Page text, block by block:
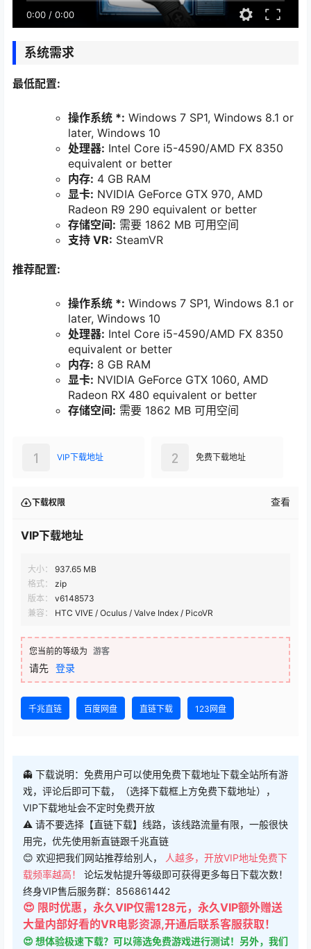
0:00 / 0:00
系统需求
最低配置:
操作系统 *: Windows 7 SP1, Windows 8.1 or
later, Windows 10
处理器: Intel Core i5-4590/AMD FX 8350
equivalent or better
内存: 4 GB RAM
显卡: NVIDIA GeForce GTX 970, AMD
Radeon R9 290 equivalent or better
存储空间: 需要 1862 MB 可用空间
支持 VR: SteamVR
推荐配置:
操作系统 *: Windows 7 SP1, Windows 8.1 or
later, Windows 10
处理器: Intel Core i5-4590/AMD FX 8350
equivalent or better
内存: 8 GB RAM
显卡: NVIDIA GeForce GTX 1060, AMD
Radeon RX 480 equivalent or better
存储空间: 需要 1862 MB 可用空间
VIP下载地址
1 免费下载地址
2
下载权限 查看
VIP下载地址
大小：
937.65 MB
格式：
zip
版本：
v6148573
兼容：
HTC VIVE / Oculus / Valve Index / PicoVR
您当前的等级为 游客
请先 登录
千兆直链 百度网盘 直链下载 123网盘
👻 下载说明：免费用户可以使用免费下载地址下载全站所有游
戏，评论后即可下载，（选择下载框上方免费下载地址），
VIP下载地址会不定时免费开放
⚠ 请不要选择【直链下载】线路，该线路流量有限，一般很快
用完，优先使用新直链跟千兆直链
😊 欢迎把我们网站推荐给别人，
人越多，开放VIP地址免费下
载频率越高！ 论坛发帖提升等级即可获得更多每日下载次数！
终身VIP售后服务群：856861442
😍 限时优惠，永久VIP仅需128元，永久VIP额外赠送
大量内部好看的VR电影资源,开通后联系客服获取！
😍 想体验极速下载？可以筛选免费游戏进行测试！另外，我们